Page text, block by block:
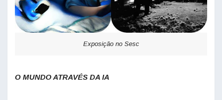
Exposição no Sesc
O MUNDO ATRAVÉS DA IA